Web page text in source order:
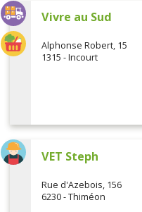
Vivre au Sud
Alphonse Robert, 15
1315 - Incourt
VET Steph
Rue d'Azebois, 156
6230 - Thiméon